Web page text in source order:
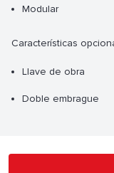
Modular
Características
Llave de obra
Doble embrague